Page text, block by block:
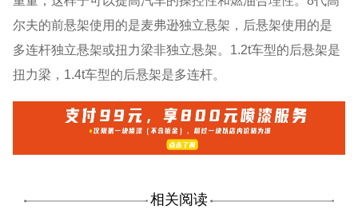
尔夫的前悬架使用的是麦弗逊独立悬架，后悬架使用的是
多连杆独立悬架或扭力梁非独立悬架。1.2t车型的后悬架是
扭力梁，1.4t车型的后悬架是多连杆。
相关阅读